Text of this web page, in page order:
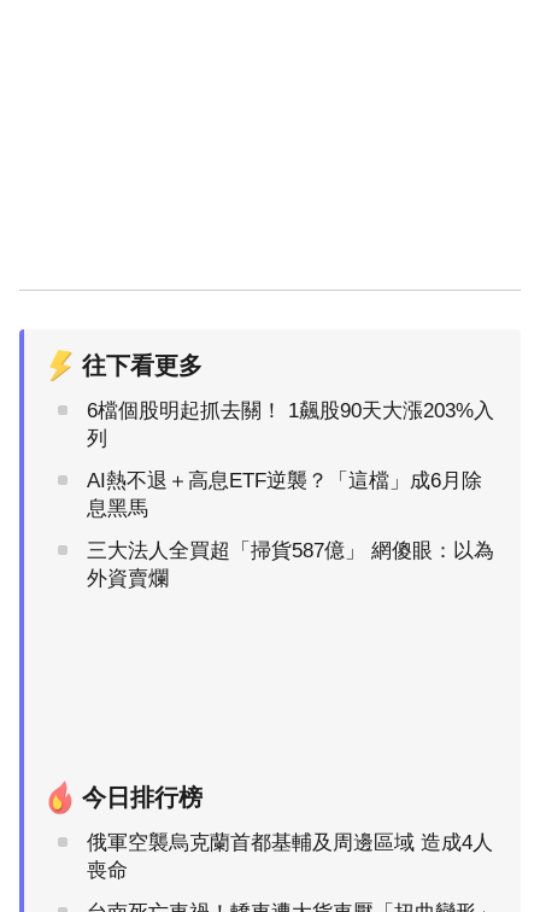
往下看更多
6檔個股明起抓去關！ 1飆股90天大漲203%入
列
AI熱不退＋高息ETF逆襲？「這檔」成6月除
息黑馬
三大法人全買超「掃貨587億」 網傻眼：以為
外資賣爛
今日排行榜
俄軍空襲烏克蘭首都基輔及周邊區域 造成4人
喪命